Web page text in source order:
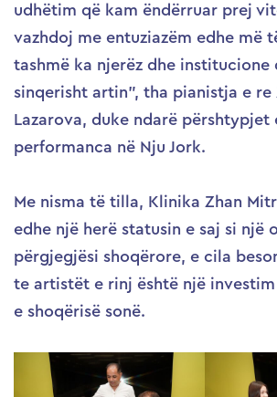
udhëtim që kam ëndërruar prej
vazhdoj me entuziazëm edhe më
tashmë ka njerëz dhe institucione
sinqerisht artin”, tha pianistja e re
Lazarova, duke ndarë përshtypjet
performanca në Nju Jork.
Me nisma të tilla, Klinika Zhan
edhe një herë statusin e saj si një
përgjegjësi shoqërore, e cila
te artistët e rinj është një
e shoqërisë sonë.